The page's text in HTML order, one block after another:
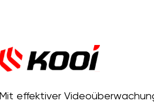
Mit effektiver